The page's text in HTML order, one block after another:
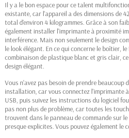
Il y a le bon espace pour ce talent
existante, car l'appareil a des dimensions de
total d'environ 4 kilogrammes. Grâce à son
également installer l'imprimante à proximité
interférence. Mais non seulement le design
le look élégant. En ce qui concerne le boîtier,
combinaison de plastique blanc et gris clair,
design élégant.
Vous n'avez pas besoin de prendre beaucoup
installation, car vous connectez l'imprimante
USB, puis suivez les instructions du logiciel
pas non plus de problème, car toutes les
trouvent dans le panneau de commande sur
presque explicites. Vous pouvez également le